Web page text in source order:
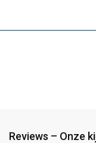
Reviews – Onze